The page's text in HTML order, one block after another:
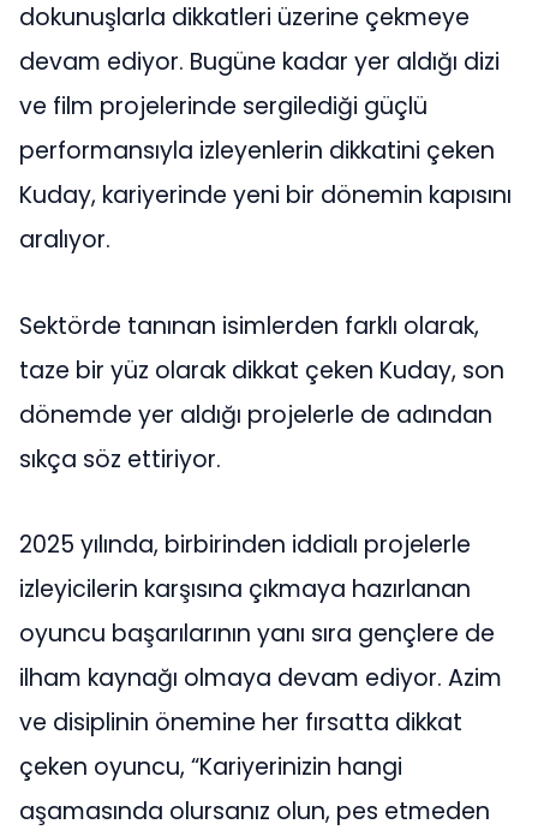
dokunuşlarla dikkatleri üzerine çekmeye
devam ediyor. Bugüne kadar yer aldığı dizi
ve film projelerinde sergilediği güçlü
performansıyla izleyenlerin dikkatini çeken
Kuday, kariyerinde yeni bir dönemin kapısını
aralıyor.
Sektörde tanınan isimlerden farklı olarak,
taze bir yüz olarak dikkat çeken Kuday, son
dönemde yer aldığı projelerle de adından
sıkça söz ettiriyor.
2025 yılında, birbirinden iddialı projelerle
izleyicilerin karşısına çıkmaya hazırlanan
oyuncu başarılarının yanı sıra gençlere de
ilham kaynağı olmaya devam ediyor. Azim
ve disiplinin önemine her fırsatta dikkat
çeken oyuncu, “Kariyerinizin hangi
aşamasında olursanız olun, pes etmeden